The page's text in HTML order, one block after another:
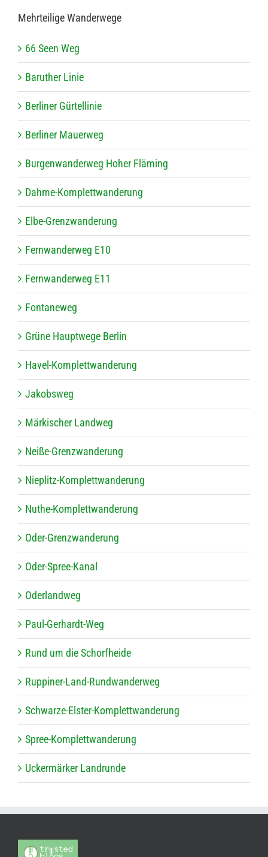
Mehr­tei­lige Wanderwege
66 Seen Weg
Baru­ther Linie
Ber­li­ner Gürtellinie
Ber­li­ner Mauerweg
Bur­gen­wan­der­weg Hoher Fläming
Dahme-Kom­plett­wan­de­rung
Elbe-Grenz­wan­de­rung
Fern­wan­der­weg E10
Fern­wan­der­weg E11
Fon­ta­ne­weg
Grüne Haupt­wege Berlin
Havel-Kom­plett­wan­de­rung
Jakobs­weg
Mär­ki­scher Landweg
Neiße-Grenz­wan­de­rung
Nie­plitz-Kom­plett­wan­de­rung
Nuthe-Kom­plett­wan­de­rung
Oder-Grenz­wan­de­rung
Oder-Spree-Kanal
Oder­land­weg
Paul-Ger­hardt-Weg
Rund um die Schorfheide
Rup­pi­ner-Land-Rund­wan­der­weg
Schwarze-Els­ter-Kom­plett­wan­de­rung
Spree-Kom­plett­wan­de­rung
Ucker­mär­ker Landrunde